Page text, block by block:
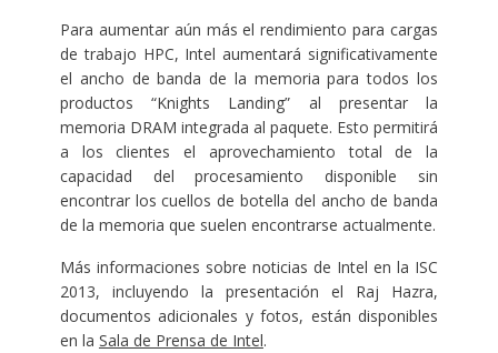
Para aumentar aún más el rendimiento para cargas
de trabajo HPC, Intel aumentará significativamente
el ancho de banda de la memoria para todos los
productos “Knights Landing” al presentar la
memoria DRAM integrada al paquete. Esto permitirá
a los clientes el aprovechamiento total de la
capacidad del procesamiento disponible sin
encontrar los cuellos de botella del ancho de banda
de la memoria que suelen encontrarse actualmente.
Más informaciones sobre noticias de Intel en la ISC
2013, incluyendo la presentación el Raj Hazra,
documentos adicionales y fotos, están disponibles
en la Sala de Prensa de Intel.